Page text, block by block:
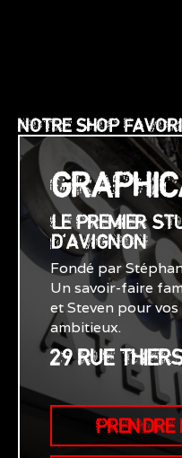
NOTRE SHOP FAVORI
LE PREMIER
D'AVIGNON
Fondé par
Un savoir-faire
et Steven pour
ambitieux.
29 RUE